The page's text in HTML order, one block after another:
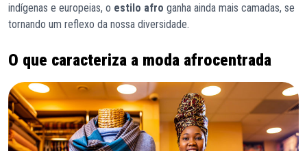
indígenas e europeias, o estilo afro ganha ainda mais camadas, se
tornando um reflexo da nossa diversidade.
O que caracteriza a moda afrocentrada